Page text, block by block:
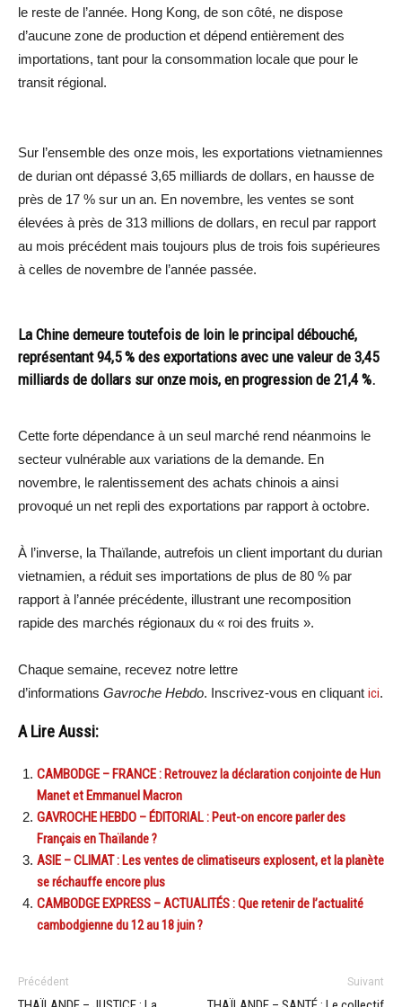
le reste de l’année. Hong Kong, de son côté, ne dispose
d’aucune zone de production et dépend entièrement des
importations, tant pour la consommation locale que pour le
transit régional.
Sur l’ensemble des onze mois, les exportations vietnamiennes
de durian ont dépassé 3,65 milliards de dollars, en hausse de
près de 17 % sur un an. En novembre, les ventes se sont
élevées à près de 313 millions de dollars, en recul par rapport
au mois précédent mais toujours plus de trois fois supérieures
à celles de novembre de l’année passée.
La Chine demeure toutefois de loin le principal débouché,
représentant 94,5 % des exportations avec une valeur de 3,45
milliards de dollars sur onze mois, en progression de 21,4 %.
Cette forte dépendance à un seul marché rend néanmoins le
secteur vulnérable aux variations de la demande. En
novembre, le ralentissement des achats chinois a ainsi
provoqué un net repli des exportations par rapport à octobre.
À l’inverse, la Thaïlande, autrefois un client important du durian
vietnamien, a réduit ses importations de plus de 80 % par
rapport à l’année précédente, illustrant une recomposition
rapide des marchés régionaux du « roi des fruits ».
Chaque semaine, recevez notre lettre
d’informations Gavroche Hebdo. Inscrivez-vous en cliquant ici.
A Lire Aussi:
CAMBODGE – FRANCE : Retrouvez la déclaration conjointe de Hun
Manet et Emmanuel Macron
GAVROCHE HEBDO – ÉDITORIAL : Peut-on encore parler des
Français en Thaïlande ?
ASIE – CLIMAT : Les ventes de climatiseurs explosent, et la planète
se réchauffe encore plus
CAMBODGE EXPRESS – ACTUALITÉS : Que retenir de l’actualité
cambodgienne du 12 au 18 juin ?
Précédent Suivant